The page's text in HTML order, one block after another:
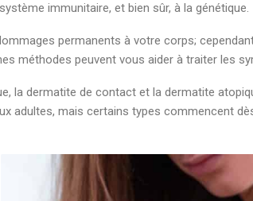
immunitaire, et bien sûr, à la génétique.
permanents à votre corps;
méthodes peuvent vous aider à traiter les
la dermatite de contact et la dermatite
adultes, mais certains types commencent